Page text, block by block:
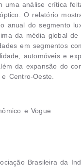
uma análise crítica
O relatório
anual do segmento
da média global
em segmentos
automóveis e
da expansão do
Centro-Oeste.
e Vogue
Brasileira da